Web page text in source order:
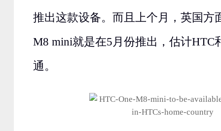
推出这款设备。而且上个月，英国方
M8 mini就是在5月份推出，估计HTC
通。